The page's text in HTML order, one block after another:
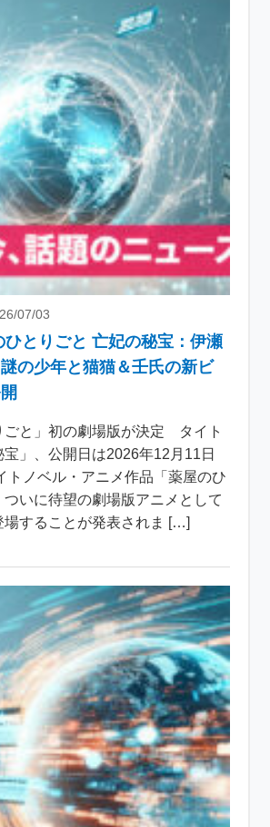
07/03
ひとりごと 亡妃の秘宝：伊瀬
の少年と猫猫＆壬氏の新ビ
ごと」初の劇場版が決定 タイト
宝」、公開日は2026年12月11日
トノベル・アニメ作品「薬屋のひ
ついに待望の劇場版アニメとして
場することが発表されま […]